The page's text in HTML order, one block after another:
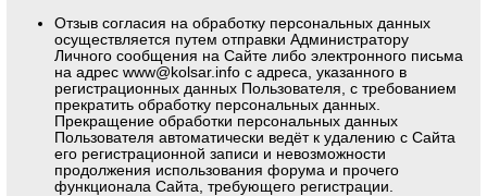
Отзыв согласия на обработку персональных данных
осуществляется путем отправки Администратору
Личного сообщения на Сайте либо электронного письма
на адресwww@kolsar.info с адреса, указанного в
регистрационных данных Пользователя, с требованием
прекратить обработку персональных данных.
Прекращение обработки персональных данных
Пользователя автоматически ведёт к удалению с Сайта
его регистрационной записи и невозможности
продолжения использования форума и прочего
функционала Сайта, требующего регистрации.